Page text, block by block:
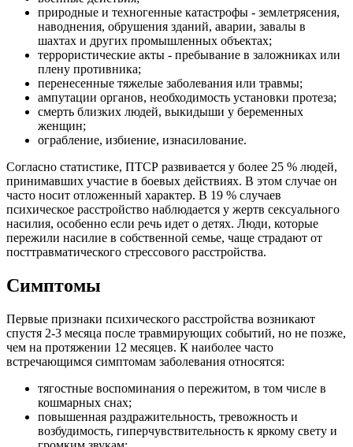
природные и техногенные катастрофы - землетрясения,
наводнения, обрушения зданий, аварии, завалы в
шахтах и других промышленных объектах;
террористические акты - пребывание в заложниках или
плену противника;
перенесенные тяжелые заболевания или травмы;
ампутации органов, необходимость установки протеза;
смерть близких людей, выкидыши у беременных
женщин;
ограбление, избиение, изнасилование.
Согласно статистике, ПТСР развивается у более 25 % людей,
принимавших участие в боевых действиях. В этом случае он
часто носит отложенный характер. В 19 % случаев
психическое расстройство наблюдается у жертв сексуального
насилия, особенно если речь идет о детях. Люди, которые
пережили насилие в собственной семье, чаще страдают от
посттравматического стрессового расстройства.
Симптомы
Первые признаки психического расстройства возникают
спустя 2-3 месяца после травмирующих событий, но не позже,
чем на протяжении 12 месяцев. К наиболее часто
встречающимся симптомам заболевания относятся:
тягостные воспоминания о пережитом, в том числе в
кошмарных снах;
повышенная раздражительность, тревожность и
возбудимость, гиперчувствительность к яркому свету и